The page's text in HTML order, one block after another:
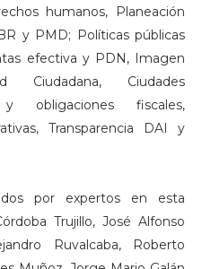
humanos, Planeación
y PMD; Políticas públicas
efectiva y PDN, Imagen
Ciudadana, Ciudades
obligaciones fiscales,
Transparencia DAI y
por expertos en esta
Trujillo, José Alfonso
Ruvalcaba, Roberto